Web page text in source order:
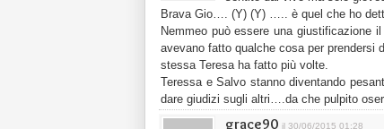
Brava Gio…. (Y) (Y) ….. è quel che ho
Nemmeo può essere una giustificazione
avevano fatto qualche cosa per prendersi
stessa Teresa ha fatto più volte.
Teressa e Salvo stanno diventando
dare giudizi sugli altri….da che pulpito
grace90 il 30/06/2015 01:28